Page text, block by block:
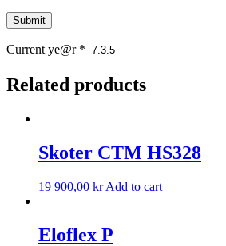
Current ye@r *
Related products
Skoter CTM HS328
19 900,00 kr Add to cart
Eloflex P